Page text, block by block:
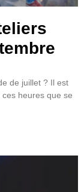
de juillet ? Il est
heures que se